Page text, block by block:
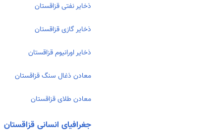
ذخایر نفتی قزاقستان
ذخایر گازی قزاقستان
ذخایر اورانیوم قزاقستان
معادن ذغال سنگ قزاقستان
معادن طلای قزاقستان
جغرافیای انسانی قزاقستان